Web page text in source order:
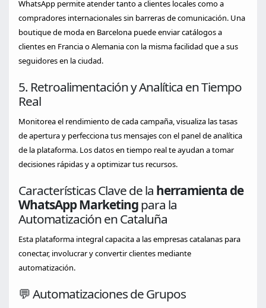
WhatsApp permite atender tanto a clientes locales como a
compradores internacionales sin barreras de comunicación. Una
boutique de moda en Barcelona puede enviar catálogos a
clientes en Francia o Alemania con la misma facilidad que a sus
seguidores en la ciudad.
5. Retroalimentación y Analítica en Tiempo
Real
Monitorea el rendimiento de cada campaña, visualiza las tasas
de apertura y perfecciona tus mensajes con el panel de analítica
de la plataforma. Los datos en tiempo real te ayudan a tomar
decisiones rápidas y a optimizar tus recursos.
Características Clave de la herramienta de
WhatsApp Marketingpara la
Automatización en Cataluña
Esta plataforma integral capacita a las empresas catalanas para
conectar, involucrar y convertir clientes mediante
automatización.
💬 Automatizaciones de Grupos